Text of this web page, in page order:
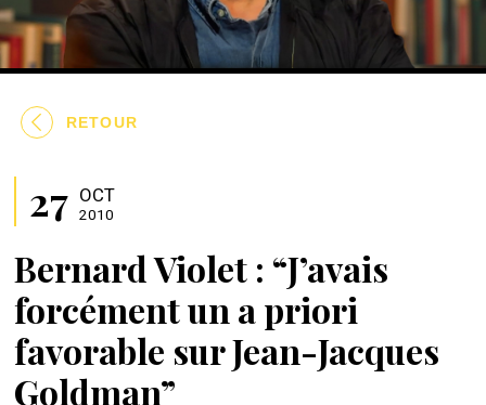
RETOUR
Bernard Violet : “J’avais
forcément un a priori
favorable sur Jean-Jacques
Goldman”
27 OCT
2010